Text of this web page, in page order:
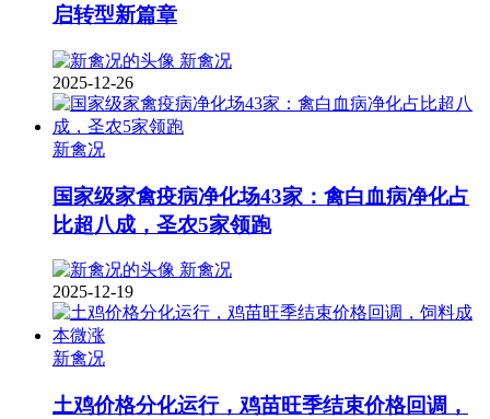
启转型新篇章
新禽况
2025-12-26
新禽况
国家级家禽疫病净化场43家：禽白血病净化占
比超八成，圣农5家领跑
新禽况
2025-12-19
新禽况
土鸡价格分化运行，鸡苗旺季结束价格回调，